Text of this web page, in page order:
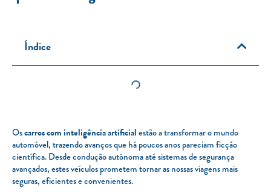
Índice
Oscarros com inteligência artificialestão a transformar o mundo
automóvel, trazendo avanços que há poucos anos pareciam ficção
científica. Desde condução autónoma até sistemas de segurança
avançados, estes veículos prometem tornar as nossas viagens mais
seguras, eficientes e convenientes.